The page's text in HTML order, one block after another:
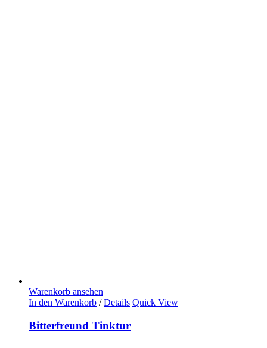
Warenkorb ansehen
In den Warenkorb / Details Quick View
Bitterfreund Tinktur